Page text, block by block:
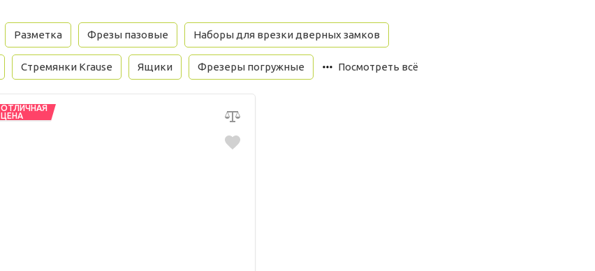
Разметка Фрезы пазовые Наборы для врезки дверных замков
Стремянки Krause Ящики Фрезеры погружные Посмотреть всё
ОТЛИЧНАЯ
ЦЕНА